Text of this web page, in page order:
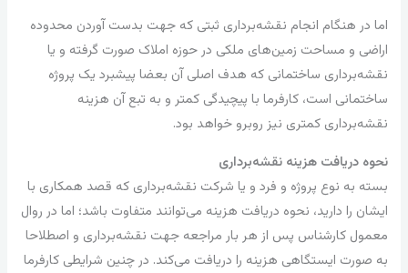
اما در هنگام انجام نقشه‌برداری ثبتی که جهت بدست آوردن محدوده
اراضی و مساحت زمین‌های ملکی در حوزه املاک صورت گرفته و یا
نقشه‌برداری ساختمانی که هدف اصلی آن بعضا پیشبرد یک پروژه
ساختمانی است، کارفرما با پیچیدگی کمتر و به تبع آن هزینه
نقشه‌برداری کمتری نیز روبرو خواهد بود.
نحوه دریافت هزینه نقشه‌برداری
بسته به نوع پروژه و فرد و یا شرکت نقشه‌برداری که قصد همکاری با
ایشان را دارید، نحوه دریافت هزینه می‌توانند متفاوت باشد؛ اما در روال
معمول کارشناس پس از هر بار مراجعه جهت نقشه‌برداری و اصطلاحا
به صورت ایستگاهی هزینه را دریافت می‌کند. در چنین شرایطی کارفرما